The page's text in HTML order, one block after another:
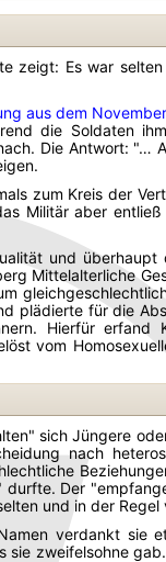
zeigt: Es war selten
aus dem
die Soldaten
Die Antwort: "…
zum Kreis der
Militär aber entließ
und überhaupt
Mittelalterliche
plädierte für die
Hierfür erfand
vom
sich Jüngere
nach
durfte. Der
und in der Regel
verdankt sie
zweifelsohne